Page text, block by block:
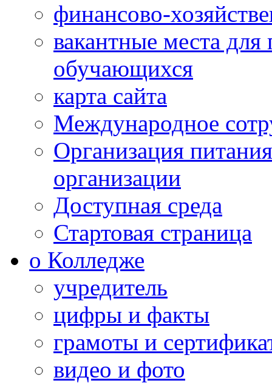
финансово-
вакантные места
обучающихся
карта сайта
Международное
Организация
организации
Доступная среда
Стартовая страница
о Колледже
учредитель
цифры и факты
грамоты и
видео и фото